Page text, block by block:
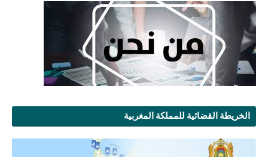
الخريطة القضائية للمملكة المغربية